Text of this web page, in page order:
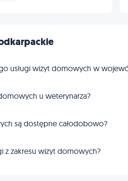
usługi wizyt domowych w
u weterynarza?
są dostępne całodobowo?
z zakresu wizyt domowych?